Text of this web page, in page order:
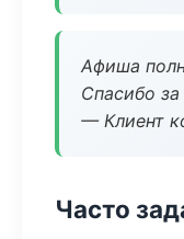
Афиша
Спасибо за
— Клиент
Часто